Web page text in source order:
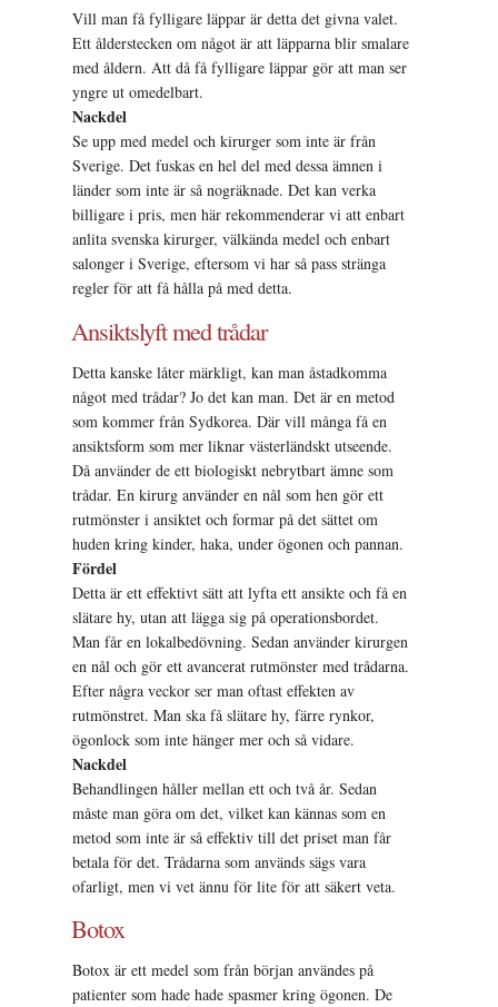
Vill man få fylligare läppar är detta det givna valet.
Ett ålderstecken om något är att läpparna blir smalare
med åldern. Att då få fylligare läppar gör att man ser
yngre ut omedelbart.
Nackdel
Se upp med medel och kirurger som inte är från
Sverige. Det fuskas en hel del med dessa ämnen i
länder som inte är så nogräknade. Det kan verka
billigare i pris, men här rekommenderar vi att enbart
anlita svenska kirurger, välkända medel och enbart
salonger i Sverige, eftersom vi har så pass stränga
regler för att få hålla på med detta.
Ansiktslyft med trådar
Detta kanske låter märkligt, kan man åstadkomma
något med trådar? Jo det kan man. Det är en metod
som kommer från Sydkorea. Där vill många få en
ansiktsform som mer liknar västerländskt utseende.
Då använder de ett biologiskt nebrytbart ämne som
trådar. En kirurg använder en nål som hen gör ett
rutmönster i ansiktet och formar på det sättet om
huden kring kinder, haka, under ögonen och pannan.
Fördel
Detta är ett effektivt sätt att lyfta ett ansikte och få en
slätare hy, utan att lägga sig på operationsbordet.
Man får en lokalbedövning. Sedan använder kirurgen
en nål och gör ett avancerat rutmönster med trådarna.
Efter några veckor ser man oftast effekten av
rutmönstret. Man ska få slätare hy, färre rynkor,
ögonlock som inte hänger mer och så vidare.
Nackdel
Behandlingen håller mellan ett och två år. Sedan
måste man göra om det, vilket kan kännas som en
metod som inte är så effektiv till det priset man får
betala för det. Trådarna som används sägs vara
ofarligt, men vi vet ännu för lite för att säkert veta.
Botox
Botox är ett medel som från början användes på
patienter som hade hade spasmer kring ögonen. De